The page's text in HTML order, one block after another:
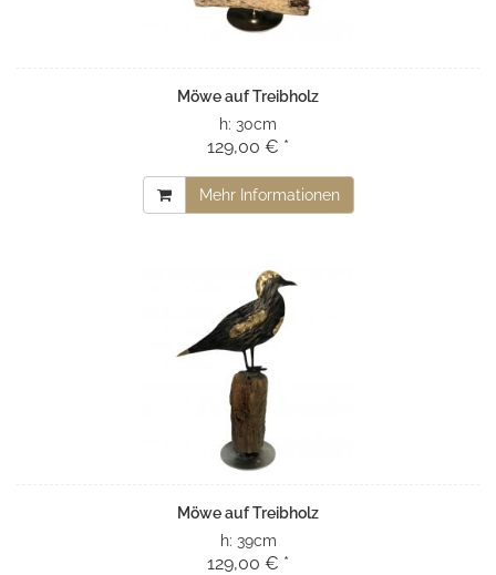
Möwe auf Treibholz
h: 30cm
129,00 € *
Mehr Informationen
Möwe auf Treibholz
h: 39cm
129,00 € *